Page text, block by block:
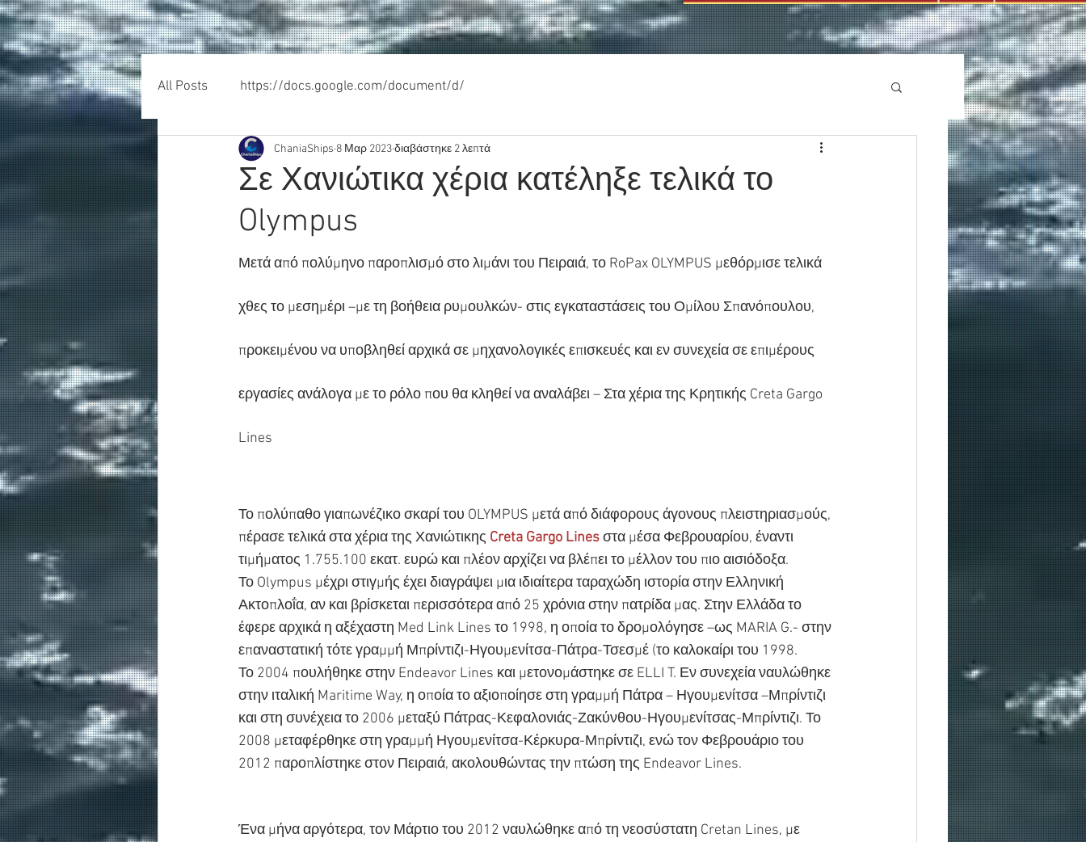
All Posts https://docs.google.com/document/d/
Σε Χανιώτικα χέρια κατέληξε τελικά το
Olympus
ChaniaShips 8 Μαρ 2023διαβάστηκε 2 λεπτά
Μετά από πολύμηνο παροπλισμό στο λιμάνι του Πειραιά, το RoPax OLYMPUS μεθόρμισε τελικά
χθες το μεσημέρι –με τη βοήθεια ρυμουλκών- στις εγκαταστάσεις του Ομίλου Σπανόπουλου,
προκειμένου να υποβληθεί αρχικά σε μηχανολογικές επισκευές και εν συνεχεία σε επιμέρους
εργασίες ανάλογα με το ρόλο που θα κληθεί να αναλάβει – Στα χέρια της Κρητικής Creta Gargo
Lines
Το πολύπαθο γιαπωνέζικο σκαρί του OLYMPUS μετά από διάφορους άγονους πλειστηριασμούς,
πέρασε τελικά στα χέρια της Χανιώτικης Creta Gargo Lines στα μέσα Φεβρουαρίου, έναντι
τιμήματος 1.755.100 εκατ. ευρώ και πλέον αρχίζει να βλέπει το μέλλον του πιο αισιόδοξα.
Το Olympus μέχρι στιγμής έχει διαγράψει μια ιδιαίτερα ταραχώδη ιστορία στην Ελληνική
Ακτοπλοΐα, αν και βρίσκεται περισσότερα από 25 χρόνια στην πατρίδα μας. Στην Ελλάδα το
έφερε αρχικά η αξέχαστη Med Link Lines το 1998, η οποία το δρομολόγησε –ως MARIA G.- στην
επαναστατική τότε γραμμή Μπρίντιζι-Ηγουμενίτσα-Πάτρα-Τσεσμέ (το καλοκαίρι του 1998.
Το 2004 πουλήθηκε στην Endeavor Lines και μετονομάστηκε σε ELLI T. Εν συνεχεία ναυλώθηκε
στην ιταλική Maritime Way, η οποία το αξιοποίησε στη γραμμή Πάτρα – Ηγουμενίτσα –Μπρίντιζι
και στη συνέχεια το 2006 μεταξύ Πάτρας-Κεφαλονιάς-Ζακύνθου-Ηγουμενίτσας-Μπρίντιζι. Το
2008 μεταφέρθηκε στη γραμμή Ηγουμενίτσα-Κέρκυρα-Μπρίντιζι, ενώ τον Φεβρουάριο του
2012 παροπλίστηκε στον Πειραιά, ακολουθώντας την πτώση της Endeavor Lines.
Ένα μήνα αργότερα, τον Μάρτιο του 2012 ναυλώθηκε από τη νεοσύστατη Cretan Lines, με